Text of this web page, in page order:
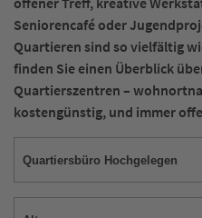
Seniorencafé oder
Quartieren sind so vielfältig
finden Sie einen Überblick
Quartierszentren –
kostengünstig, und immer